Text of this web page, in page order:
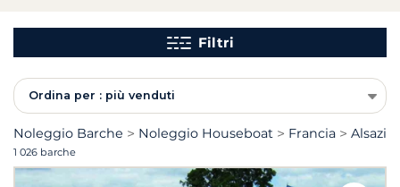
Filtri
Ordina per : più venduti
Noleggio Barche Noleggio Houseboat Francia Alsazia
1 026 barche